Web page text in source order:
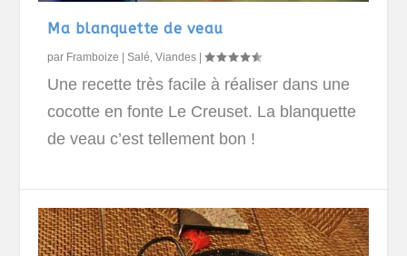
Ma blanquette de veau
par Framboize |Salé ,Viandes |
Une recette très facile à réaliser dans une
cocotte en fonte Le Creuset. La blanquette
de veau c’est tellement bon !